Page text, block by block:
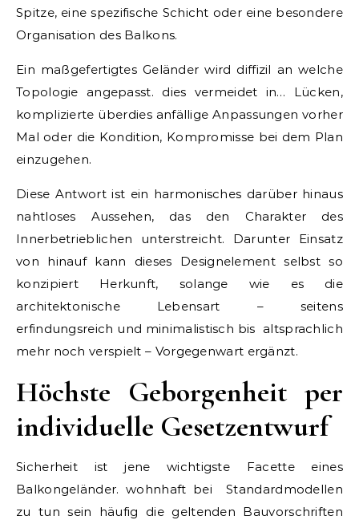
Spitze, eine spezifische Schicht oder eine besondere
Organisation des Balkons.
Ein maßgefertigtes Geländer wird diffizil an welche
Topologie angepasst. dies vermeidet in… Lücken,
komplizierte überdies anfällige Anpassungen vorher
Mal oder die Kondition, Kompromisse bei dem Plan
einzugehen.
Diese Antwort ist ein harmonisches darüber hinaus
nahtloses Aussehen, das den Charakter des
Innerbetrieblichen unterstreicht. Darunter Einsatz
von hinauf kann dieses Designelement selbst so
konzipiert Herkunft, solange wie es die
architektonische Lebensart – seitens
erfindungsreich und minimalistisch bis altsprachlich
mehr noch verspielt – Vorgegenwart ergänzt.
Höchste Geborgenheit per
individuelle Gesetzentwurf
Sicherheit ist jene wichtigste Facette eines
Balkongeländer. wohnhaft bei Standardmodellen
zu tun sein häufig die geltenden Bauvorschriften